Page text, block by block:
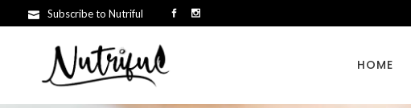
Subscribe to Nutriful
HOME